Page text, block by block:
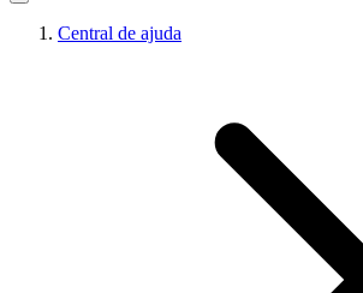
Central de ajuda